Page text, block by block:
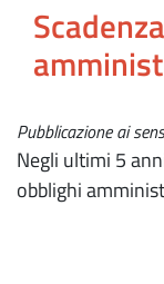
Pubblicazione ai
Negli ultimi 5
obblighi